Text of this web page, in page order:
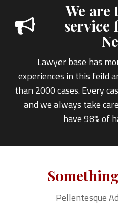
We are
service
Lawyer base has
experiences in this feild
than 2000 cases. Every
and we always take
have 98% of
Pellentesque